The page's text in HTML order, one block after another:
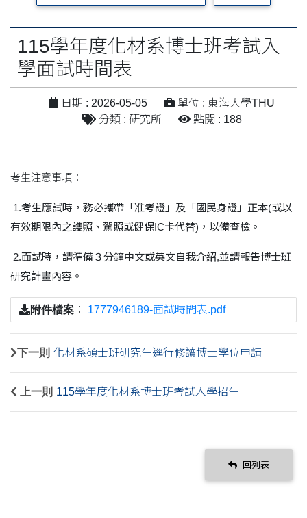
115學年度化材系博士班考試入
學面試時間表
日期 : 2026-05-05
單位 : 東海大學THU
分類 : 研究所
點閱 : 188
考生注意事項：
1.考生應試時，務必攜帶「准考證」及「國民身證」正本(或以
有效期限內之謢照、駕照或健保IC卡代替) ，以備查檢。
2.面試時，請準備３分鐘中文或英文自我介紹,並請報告博士班
研究計畫內容。
附件檔案 ： 1777946189-面試時間表.pdf
下一則 化材系碩士班研究生逕行修讀博士學位申請
上一則 115學年度化材系博士班考試入學招生
回列表